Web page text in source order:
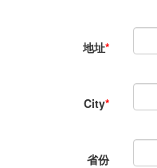
地址*
City*
省份